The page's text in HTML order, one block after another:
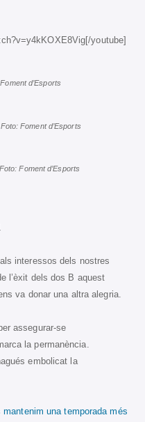
youtube]
d’Esports
Foment d’Esports
Foment d’Esports
interessos dels nostres
l’èxit dels dos B aquest
va donar una altra alegria.
assegurar-se
la permanència.
embolicat la
una temporada més